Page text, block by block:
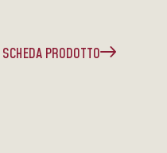
PRODOTTO